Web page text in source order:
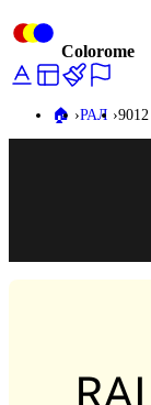
Colorome
🏠️ РАЛ 9012